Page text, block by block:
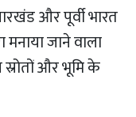
और पूर्वी भारत
जाने वाला
और भूमि के